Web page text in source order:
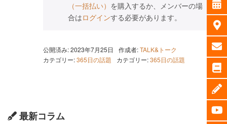
（一括払い） を購入するか、メンバーの場
合はログインする必要があります。
公開済み: 2023年7月25日 作成者:TALK&トーク
カテゴリー:365日の話題 カテゴリー:365日の話題
最新コラム